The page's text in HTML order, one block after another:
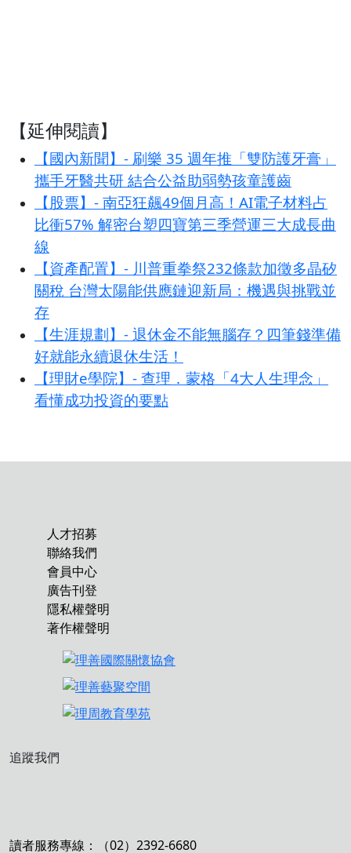
【延伸閱讀】
【國內新聞】- 刷樂 35 週年推「雙防護牙膏」
攜手牙醫共研 結合公益助弱勢孩童護齒
【股票】- 南亞狂飆49個月高！AI電子材料占
比衝57% 解密台塑四寶第三季營運三大成長曲
線
【資產配置】- 川普重拳祭232條款加徵多晶矽
關稅 台灣太陽能供應鏈迎新局：機遇與挑戰並
存
【生涯規劃】- 退休金不能無腦存？四筆錢準備
好就能永續退休生活！
【理財e學院】- 查理．蒙格「4大人生理念」
看懂成功投資的要點
人才招募
聯絡我們
會員中心
廣告刊登
隱私權聲明
著作權聲明
追蹤我們
讀者服務專線：（02）2392-6680